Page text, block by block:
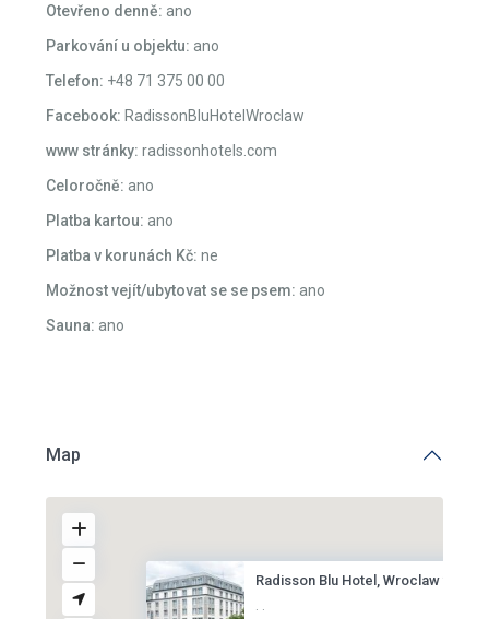
Otevřeno denně: ano
Parkování u objektu: ano
Telefon: +48 71 375 00 00
Facebook: RadissonBluHotelWroclaw
www stránky: radissonhotels.com
Celoročně: ano
Platba kartou: ano
Platba v korunách Kč: ne
Možnost vejít/ubytovat se se psem: ano
Sauna: ano
Map
Radisson Blu Hotel, Wroclaw **...
· ·